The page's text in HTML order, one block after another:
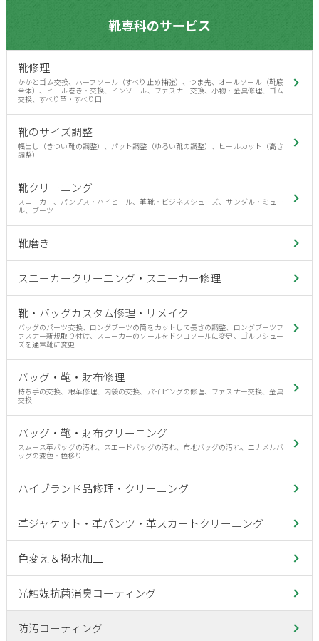
靴専科のサービス
靴修理
かかとゴム交換、ハーフソール（すべり止め補強）、つま先、オールソール（靴底
全体）、ヒール巻き・交換、インソール、ファスナー交換、小物・金具修理、ゴム
交換、すべり革・すべり口
靴のサイズ調整
幅出し（きつい靴の調整）、パット調整（ゆるい靴の調整）、ヒールカット（高さ
調整）
靴クリーニング
スニーカー、パンプス・ハイヒール、革靴・ビジネスシューズ、サンダル・ミュー
ル、ブーツ
靴磨き
スニーカークリーニング・スニーカー修理
靴・バッグカスタム修理・リメイク
バッグのパーツ交換、ロングブーツの筒をカットして長さの調整、ロングブーツフ
ァスナー新規取り付け、スニーカーのソールをドクロソールに変更、ゴルフシュー
ズを通常靴に変更
バッグ・鞄・財布修理
持ち手の交換、根革修理、内袋の交換、パイピングの修理、ファスナー交換、金具
交換
バッグ・鞄・財布クリーニング
スムース革バッグの汚れ、スエードバッグの汚れ、布地バッグの汚れ、エナメルバ
ッグの変色・色移り
ハイブランド品修理・クリーニング
革ジャケット・革パンツ・革スカートクリーニング
色変え＆撥水加工
光触媒抗菌消臭コーティング
防汚コーティング